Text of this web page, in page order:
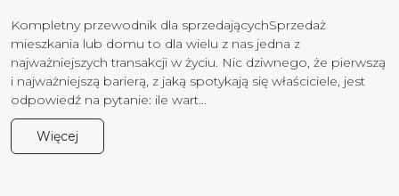
Kompletny przewodnik dla sprzedającychSprzedaż
mieszkania lub domu to dla wielu z nas jedna z
najważniejszych transakcji w życiu. Nic dziwnego, że pierwszą
i najważniejszą barierą, z jaką spotykają się właściciele, jest
odpowiedź na pytanie: ile wart...
Więcej